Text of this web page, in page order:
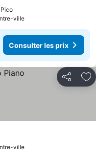
ville
Consulter les prix
Partager
ville